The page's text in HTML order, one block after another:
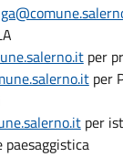
per
per
per